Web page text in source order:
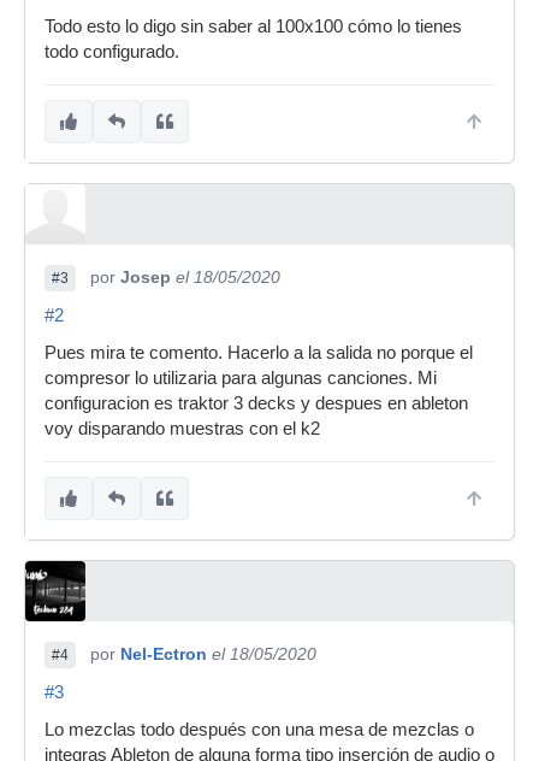
Todo esto lo digo sin saber al 100x100 cómo lo tienes
todo configurado.
#3 por Josep el 18/05/2020
#2
Pues mira te comento. Hacerlo a la salida no porque el
compresor lo utilizaria para algunas canciones. Mi
configuracion es traktor 3 decks y despues en ableton
voy disparando muestras con el k2
#4 por Nel-Ectron el 18/05/2020
#3
Lo mezclas todo después con una mesa de mezclas o
integras Ableton de alguna forma tipo inserción de audio o